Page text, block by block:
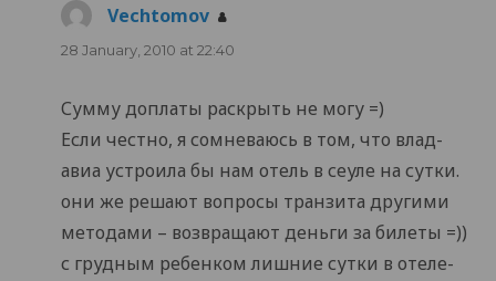
Vechtomov says:
28 January, 2010 at 22:40
Сумму доплаты раскрыть не могу =)
Если честно, я сомневаюсь в том, что влад-
авиа устроила бы нам отель в сеуле на сутки.
они же решают вопросы транзита другими
методами – возвращают деньги за билеты =))
с грудным ребенком лишние сутки в отеле-